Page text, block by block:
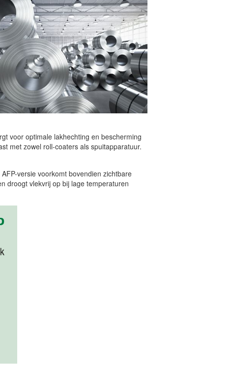
voor optimale lakhechting en bescherming
met zowel roll-coaters als spuitapparatuur.
versie voorkomt bovendien zichtbare
droogt vlekvrij op bij lage temperaturen